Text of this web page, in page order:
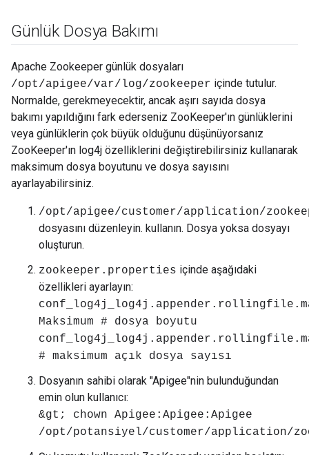
Günlük Dosya Bakımı
Apache Zookeeper günlük dosyaları
/opt/apigee/var/log/zookeeper içinde tutulur.
Normalde, gerekmeyecektir, ancak aşırı sayıda dosya
bakımı yapıldığını fark ederseniz ZooKeeper'ın günlüklerini
veya günlüklerin çok büyük olduğunu düşünüyorsanız
ZooKeeper'ın log4j özelliklerini değiştirebilirsiniz kullanarak
maksimum dosya boyutunu ve dosya sayısını
ayarlayabilirsiniz.
/opt/apigee/customer/application/
dosyasını düzenleyin. kullanın. Dosya yoksa dosyayı
oluşturun.
zookeeper.properties içinde aşağıdaki
özellikleri ayarlayın:
Maksimum # dosya boyutu
# maksimum açık dosya sayısı
Dosyanın sahibi olarak "Apigee"nin bulunduğundan
emin olun kullanıcı:
&gt; chown Apigee:Apigee:Apigee
/opt/potansiyel/customer/application/